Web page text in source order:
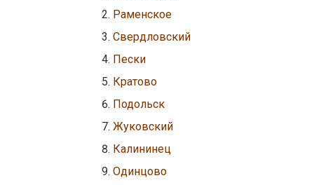
Раменское
Свердловский
Пески
Кратово
Подольск
Жуковский
Калининец
Одинцово